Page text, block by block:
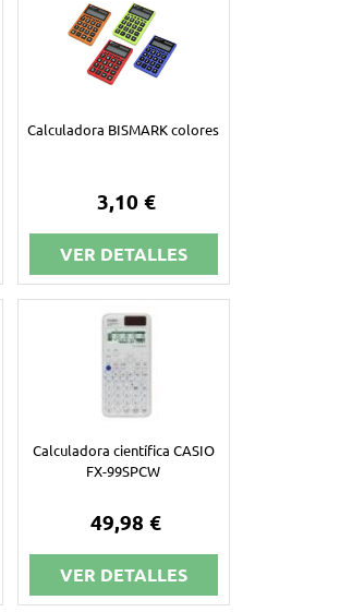
Calculadora BISMARK colores
3,10 €
VER DETALLES
Calculadora científica CASIO
FX-99SPCW
49,98 €
VER DETALLES